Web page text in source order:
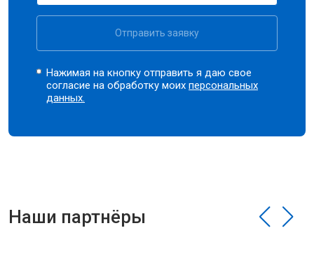
Отправить заявку
Нажимая на кнопку отправить я даю свое
согласие на обработку моихперсональных
данных.
Наши партнёры